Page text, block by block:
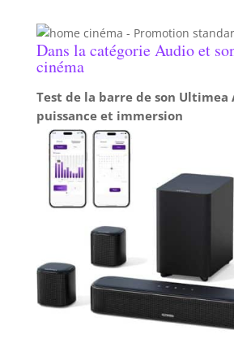
Dans la catégorie Audio et
cinéma
Test de la barre de son Ultimea
puissance et immersion